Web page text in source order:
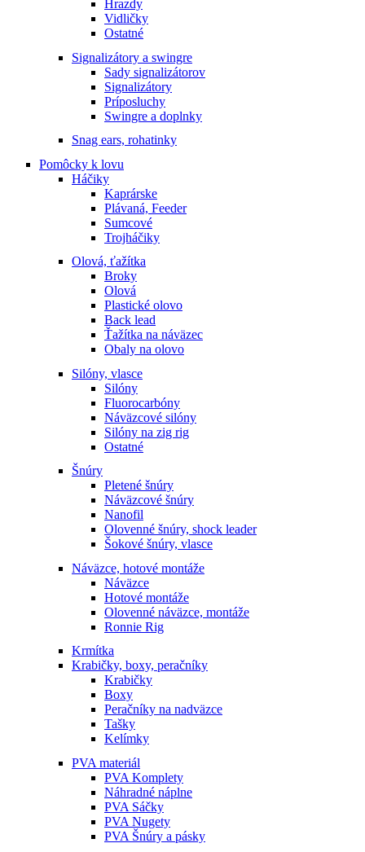
Hrazdy
Vidličky
Ostatné
Signalizátory a swingre
Sady signalizátorov
Signalizátory
Príposluchy
Swingre a doplnky
Snag ears, rohatinky
Pomôcky k lovu
Háčiky
Kaprárske
Plávaná, Feeder
Sumcové
Trojháčiky
Olová, ťažítka
Broky
Olová
Plastické olovo
Back lead
Ťažítka na náväzec
Obaly na olovo
Silóny, vlasce
Silóny
Fluorocarbóny
Náväzcové silóny
Silóny na zig rig
Ostatné
Šnúry
Pletené šnúry
Náväzcové šnúry
Nanofil
Olovenné šnúry, shock leader
Šokové šnúry, vlasce
Náväzce, hotové montáže
Náväzce
Hotové montáže
Olovenné náväzce, montáže
Ronnie Rig
Krmítka
Krabičky, boxy, peračníky
Krabičky
Boxy
Peračníky na nadväzce
Tašky
Kelímky
PVA materiál
PVA Komplety
Náhradné náplne
PVA Sáčky
PVA Nugety
PVA Šnúry a pásky